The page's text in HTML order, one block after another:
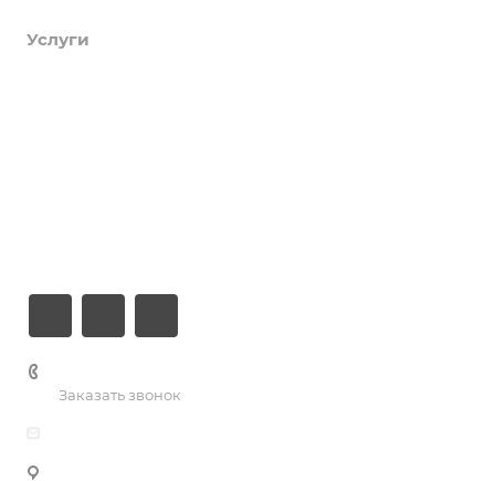
Услуги
Заказать звонок
специалистами и третьими лицами, для анализа